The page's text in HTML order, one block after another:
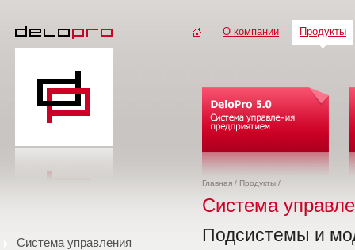
О компании Продукты
Главная / Продукты /
Система управления
Система
Подсистемы и